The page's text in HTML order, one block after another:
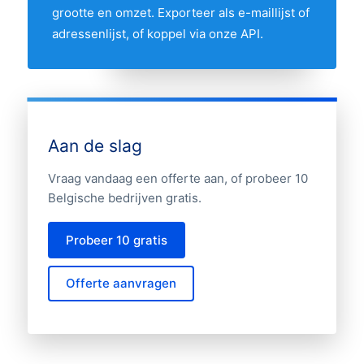
grootte en omzet. Exporteer als e-maillijst of
adressenlijst, of koppel via onze API.
Aan de slag
Vraag vandaag een offerte aan, of probeer 10
Belgische bedrijven gratis.
Probeer 10 gratis
Offerte aanvragen